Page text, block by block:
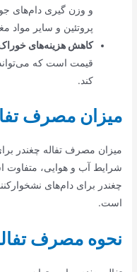
و وزن گیری دام‌های
پروتئین و سایر مواد
کاهش هزینه‌های
قیمت است که
کند.
میزان مصرف
میزان مصرف تفاله چغندر
شرایط آب و هوایی،
است.
نحوه مصرف